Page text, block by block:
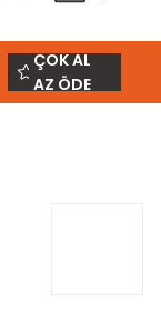
ÇOK AL
AZ ÖDE